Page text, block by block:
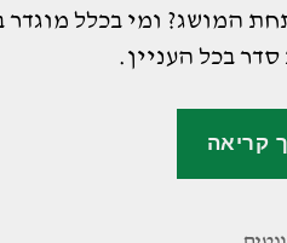
המושג? ומי בכלל מוגדר
בכל העניין.
קריאה